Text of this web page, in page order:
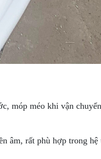
móp méo khi vận
âm, rất phù hợp trong